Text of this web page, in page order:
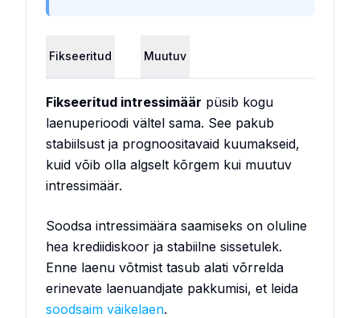
Fikseeritud Muutuv
Fikseeritud intressimäär püsib kogu
laenuperioodi vältel sama. See pakub
stabiilsust ja prognoositavaid kuumakseid,
kuid võib olla algselt kõrgem kui muutuv
intressimäär.
Soodsa intressimäära saamiseks on oluline
hea krediidiskoor ja stabiilne sissetulek.
Enne laenu võtmist tasub alati võrrelda
erinevate laenuandjate pakkumisi, et leida
soodsaim väikelaen.